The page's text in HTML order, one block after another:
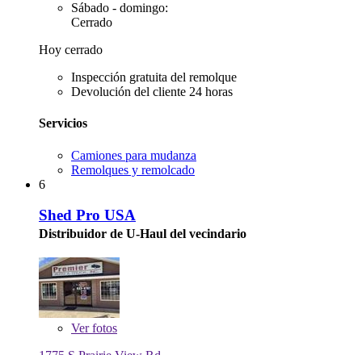
Sábado - domingo:
Cerrado
Hoy cerrado
Inspección gratuita del remolque
Devolución del cliente 24 horas
Servicios
Camiones para mudanza
Remolques y remolcado
6
Shed Pro USA
Distribuidor de U-Haul del vecindario
Verfotos